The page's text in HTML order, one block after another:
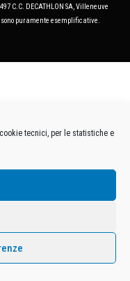
tecnici, per le statistiche e
C.C. DECATHLON SA, Villeneuve
sono puramente esemplificative.